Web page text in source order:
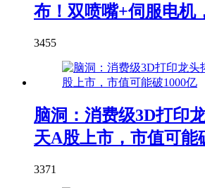
布！双喷嘴+伺服电机
3455
脑洞：消费级3D打印
天A股上市，市值可能
3371